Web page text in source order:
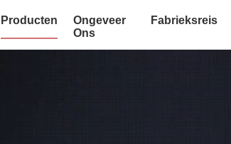
Producten
Ongeveer
Ons
Fabrieksreis